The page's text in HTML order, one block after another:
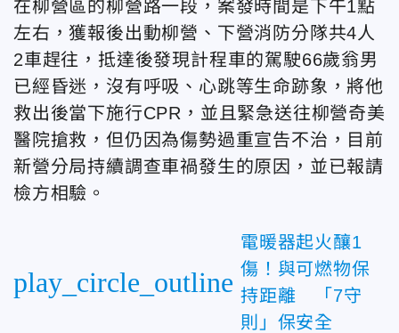
在柳營區的柳營路一段，案發時間是下午1點
左右，獲報後出動柳營、下營消防分隊共4人
2車趕往，抵達後發現計程車的駕駛66歲翁男
已經昏迷，沒有呼吸、心跳等生命跡象，將他
救出後當下施行CPR，並且緊急送往柳營奇美
醫院搶救，但仍因為傷勢過重宣告不治，目前
新營分局持續調查車禍發生的原因，並已報請
檢方相驗。
play_circle_outline
電暖器起火釀1
傷！與可燃物保
持距離 「7守
則」保安全